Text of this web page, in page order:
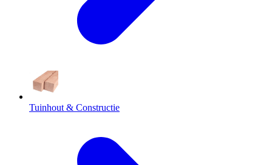
Tuinhout & Constructie